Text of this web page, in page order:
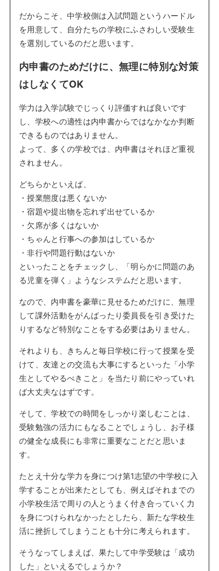
だからこそ、中学校側は入試問題というハードル
を用意して、自分たちの学校にふさわしい受験生
を選別しているのだと思います。
内申書のためだけに、無理に特別な対策
はしなくてOK
学力は入学試験でじっくり評価すれば良いです
し、学校への適性は内申書からではなかなか判断
できるものではありません。
よって、多くの学校では、内申書はそれほど重視
されません。
どちらかといえば、
・授業態度は悪くないか
・宿題や提出物を忘れず出せているか
・欠席が多くはないか
・ちゃんと行事への参加はしているか
・非行や問題行動はないか
といったことをチェックし、「明らかに問題のあ
る児童を弾く」ようなシステムだと思います。
なので、内申書を豪華に見せるためだけに、無理
して課外活動をがんばったり委員長を引き受けた
りするなど特別なことをする必要はありません。
それよりも、きちんと毎日学校に行って授業を受
けて、友達との交流も大事にするといった「小学
生としてやるべきこと」を当たり前にやっていれ
ば大丈夫なはずです。
そして、学校での時間をしっかり楽しむことは、
受験勉強の活力にもなることでしょうし、お子様
の健全な成長にも非常に重要なことだと思いま
す。
たとえ十分な学力を身につけ第1志望の中学校に入
学することが出来たとしても、例えばそれまでの
小学校生活で周りの人とうまく付き合っていく力
を身につけられなかったとしたら、新たな学校生
活に挫折してしまうことも十分に考えられます。
そうなってしまえば、果たして中学受験は「成功
した」といえるでしょうか？